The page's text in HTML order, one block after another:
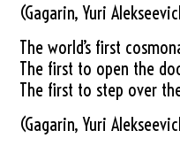
(Gagarin, Yuri
The world’s first
The first to open the
The first to step over
(Gagarin, Yuri